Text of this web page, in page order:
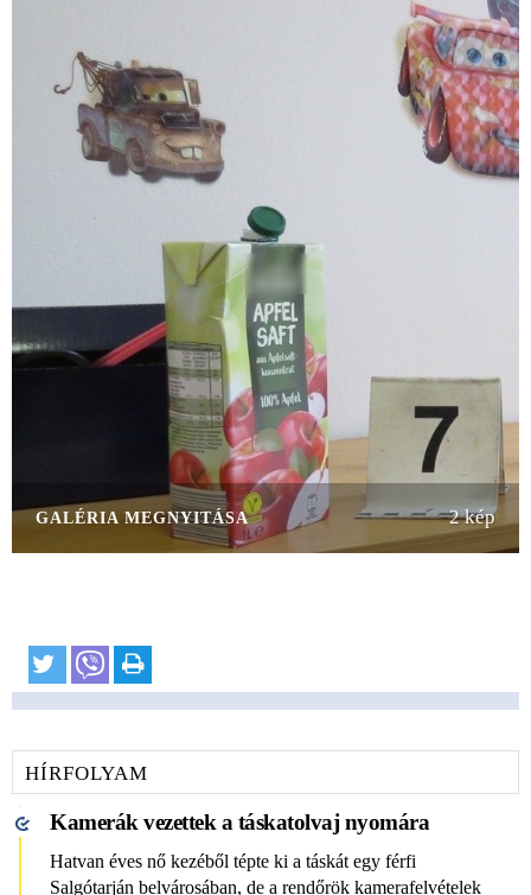
2 kép
GALÉRIA MEGNYITÁSA
HÍRFOLYAM
Kamerák vezettek a táskatolvaj nyomára
Hatvan éves nő kezéből tépte ki a táskát egy férfi
Salgótarján belvárosában, de a rendőrök kamerafelvételek